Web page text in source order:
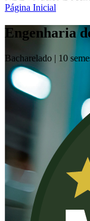
Página Inicial
Engenharia
Bacharelado | 10